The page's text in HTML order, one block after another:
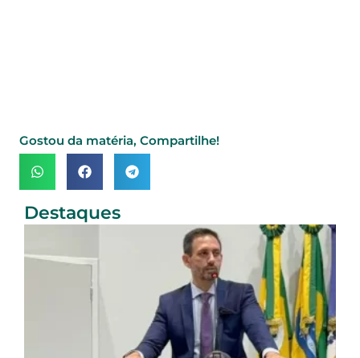
Gostou da matéria, Compartilhe!
Destaques